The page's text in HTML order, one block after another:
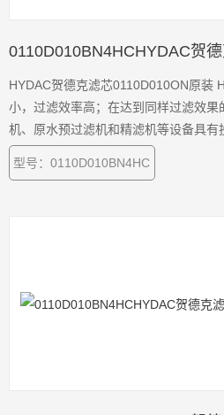
HYDAC贺德克滤芯0110D010ON原装
小，过滤效率高；在达到同样过滤效
机、原水预过滤机和精滤机等设备具有
过滤成本低等优点
型号：0110D010BN4HC